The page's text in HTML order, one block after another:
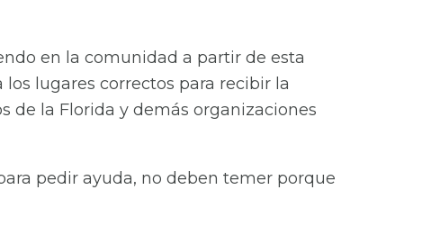
en la comunidad a partir de esta
lugares correctos para recibir la
de la Florida y demás organizaciones
pedir ayuda, no deben temer porque